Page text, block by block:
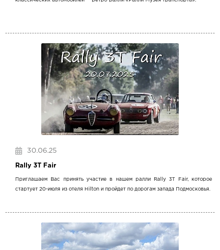
30.06.25
Rally 3T Fair
Приглашаем Вас принять участие в нашем ралли Rally 3T Fair, которое
стартует 20-июля из отеля Hilton и пройдет по дорогам запада Подмосковья.